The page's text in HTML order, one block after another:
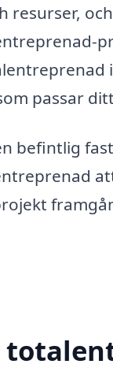
resurser,
passar
befintlig